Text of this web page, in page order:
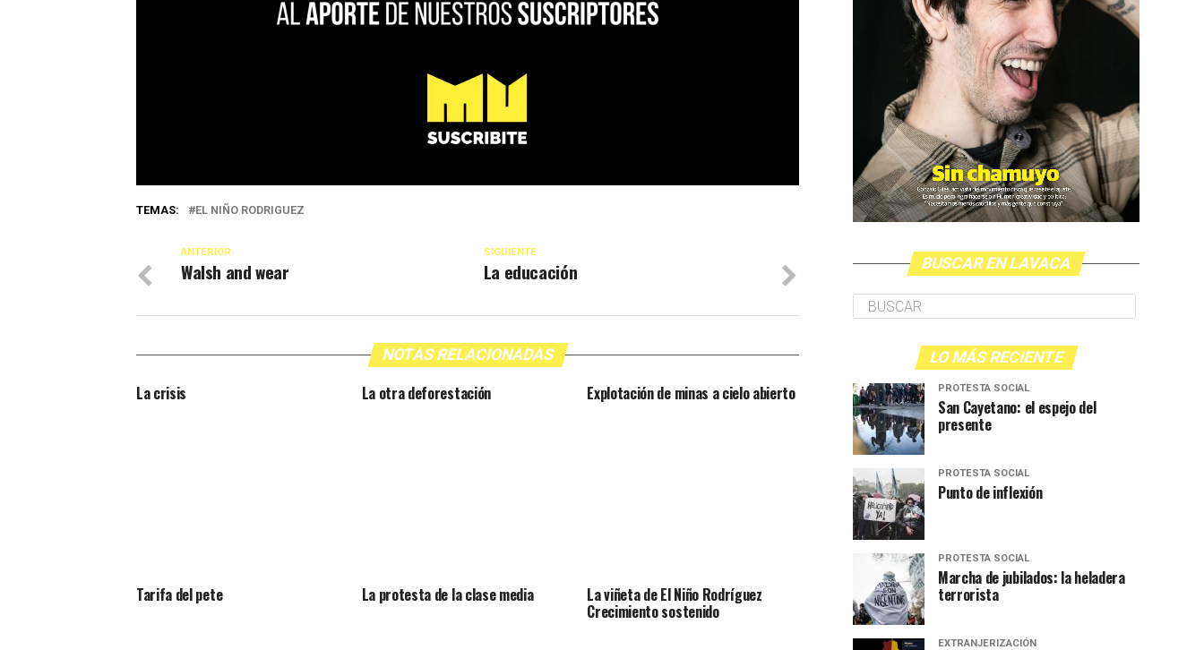
TEMAS: EL NIÑO RODRIGUEZ
SIGUIENTE
La educación
ANTERIOR
Walsh and wear
NOTAS RELACIONADAS
La crisis La otra deforestación Explotación de minas a cielo abierto
Tarifa del pete La protesta de la clase media La viñeta de El Niño Rodríguez
Crecimiento sostenido
BUSCAR EN LAVACA
LO MÁS RECIENTE
PROTESTA SOCIAL
San Cayetano: el espejo del
presente
PROTESTA SOCIAL
Punto de inflexión
PROTESTA SOCIAL
Marcha de jubilados: la heladera
terrorista
EXTRANJERIZACIÓN